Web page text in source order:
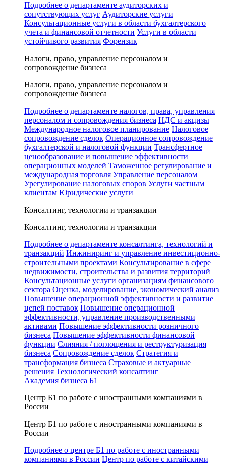
Подробнее о департаменте аудиторских и
сопутствующих услуг Аудиторские услуги
Консультационные услуги в области бухгалтерского
учета и финансовой отчетности Услуги в области
устойчивого развития Форензик
Налоги, право, управление персоналом и
сопровождение бизнеса
Налоги, право, управление персоналом и
сопровождение бизнеса
Подробнее о департаменте налогов, права, управления
персоналом и сопровождения бизнеса НДС и акцизы
Международное налоговое планирование Налоговое
сопровождение сделок Операционное сопровождение
бухгалтерской и налоговой функции Трансфертное
ценообразование и повышение эффективности
операционных моделей Таможенное регулирование и
международная торговля Управление персоналом
Урегулирование налоговых споров Услуги частным
клиентам Юридические услуги
Консалтинг, технологии и транзакции
Консалтинг, технологии и транзакции
Подробнее о департаменте консалтинга, технологий и
транзакций Инжиниринг и управление инвестиционно-
строительными проектами Консультирование в сфере
недвижимости, строительства и развития территорий
Консультационные услуги организациям финансового
сектора Оценка, моделирование, экономический анализ
Повышение операционной эффективности и развитие
цепей поставок Повышение операционной
эффективности, управление производственными
активами Повышение эффективности розничного
бизнеса Повышение эффективности финансовой
функции Слияния / поглощения и реструктуризация
бизнеса Сопровождение сделок Стратегия и
трансформация бизнеса Страховые и актуарные
решения Технологический консалтинг
Академия бизнеса Б1
Центр Б1 по работе с иностранными компаниями в
России
Центр Б1 по работе с иностранными компаниями в
России
Подробнее о центре Б1 по работе с иностранными
компаниями в России Центр по работе с китайскими